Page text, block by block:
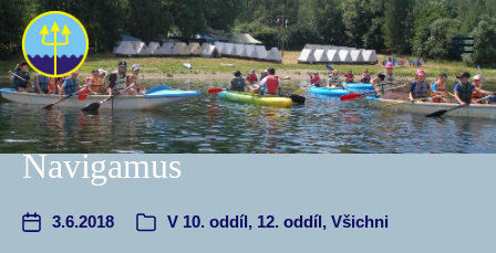
Navigamus
3.6.2018 V 10. oddíl, 12. oddíl, Všichni